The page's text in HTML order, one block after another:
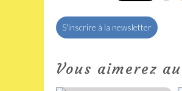
S'inscrire à la newsletter
Vous aimerez